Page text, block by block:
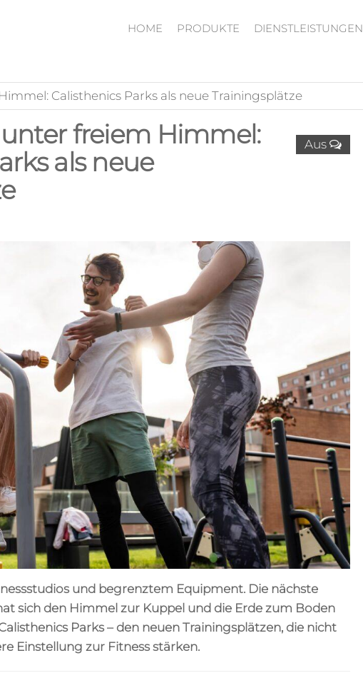
HOME PRODUKTE DIENSTLEISTUNGEN
Calisthenics Parks als neue Trainingsplätze
Aus
freiem Himmel:
als neue
und begrenztem Equipment. Die nächste
sich den Himmel zur Kuppel und die Erde zum Boden
Parks – den neuen Trainingsplätzen, die nicht
Einstellung zur Fitness stärken.